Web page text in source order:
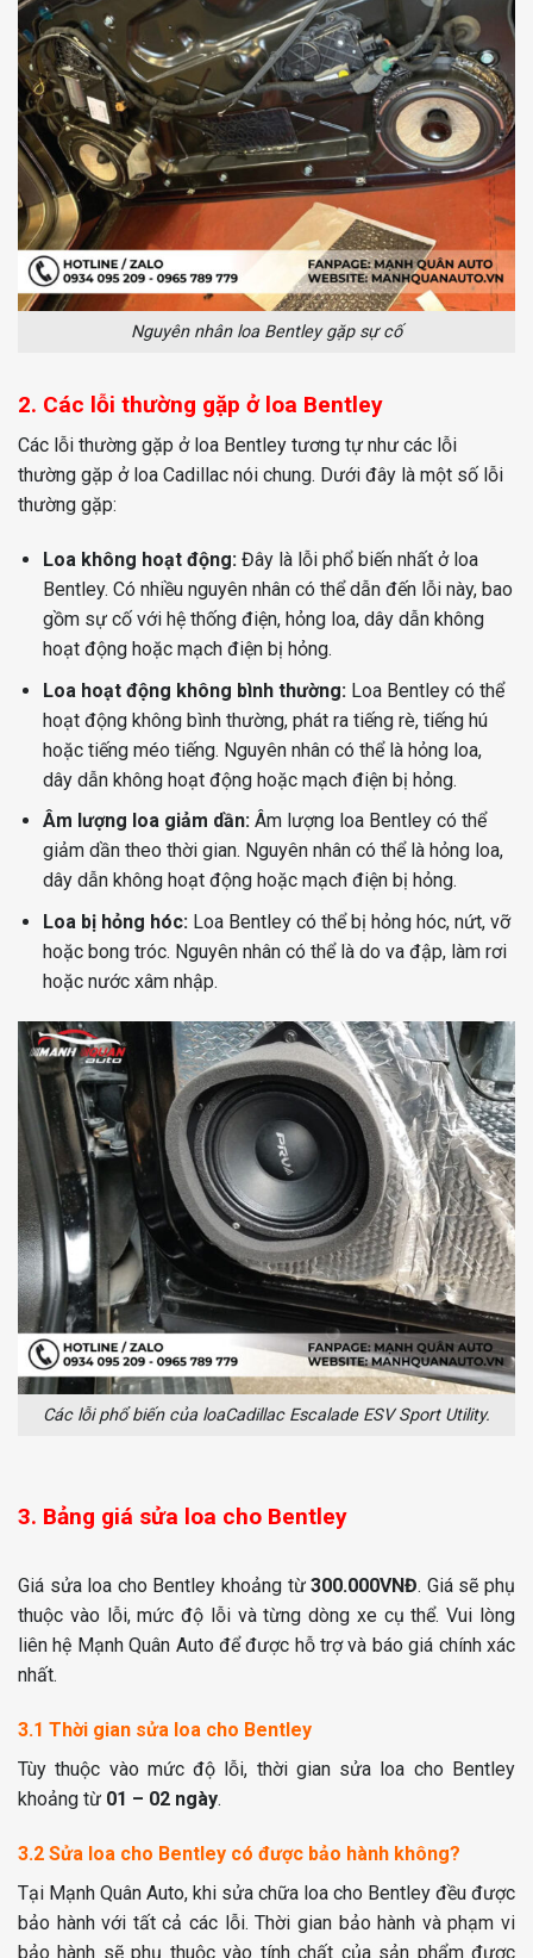
Nguyên nhân loa Bentley gặp sự cố
2. Các lỗi thường gặp ở loa Bentley
Các lỗi thường gặp ở loa Bentley tương tự như các lỗi
thường gặp ở loa Cadillac nói chung. Dưới đây là một số lỗi
thường gặp:
Loa không hoạt động:Đây là lỗi phổ biến nhất ở loa
Bentley. Có nhiều nguyên nhân có thể dẫn đến lỗi này, bao
gồm sự cố với hệ thống điện, hỏng loa, dây dẫn không
hoạt động hoặc mạch điện bị hỏng.
Loa hoạt động không bình thường:Loa Bentley có thể
hoạt động không bình thường, phát ra tiếng rè, tiếng hú
hoặc tiếng méo tiếng. Nguyên nhân có thể là hỏng loa,
dây dẫn không hoạt động hoặc mạch điện bị hỏng.
Âm lượng loa giảm dần:Âm lượng loa Bentley có thể
giảm dần theo thời gian. Nguyên nhân có thể là hỏng loa,
dây dẫn không hoạt động hoặc mạch điện bị hỏng.
Loa bị hỏng hóc:Loa Bentley có thể bị hỏng hóc, nứt, vỡ
hoặc bong tróc. Nguyên nhân có thể là do va đập, làm rơi
hoặc nước xâm nhập.
Các lỗi phổ biến của loaCadillac Escalade ESV Sport Utility.
3. Bảng giá sửa loa cho Bentley
Giá sửa loa cho Bentley khoảng từ300.000VNĐ. Giá sẽ phụ
thuộc vào lỗi, mức độ lỗi và từng dòng xe cụ thể. Vui lòng
liên hệ Mạnh Quân Auto để được hỗ trợ và báo giá chính xác
nhất.
3.1 Thời gian sửa loa cho Bentley
Tùy thuộc vào mức độ lỗi, thời gian sửa loa cho Bentley
khoảng từ 01 – 02 ngày.
3.2 Sửa loa cho Bentley có được bảo hành không?
Tại Mạnh Quân Auto, khi sửa chữa loa cho Bentley đều được
bảo hành với tất cả các lỗi. Thời gian bảo hành và phạm vi
bảo hành sẽ phụ thuộc vào tính chất của sản phẩm được